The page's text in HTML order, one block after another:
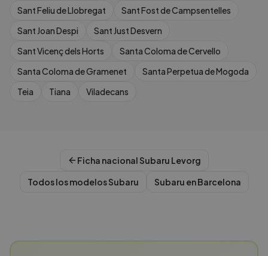
Sant Feliu de Llobregat
Sant Fost de Campsentelles
Sant Joan Despi
Sant Just Desvern
Sant Vicenç dels Horts
Santa Coloma de Cervello
Santa Coloma de Gramenet
Santa Perpetua de Mogoda
Teia
Tiana Viladecans
Ficha nacionalSubaru Levorg
Todos los modelosSubaru Subaru enBarcelona